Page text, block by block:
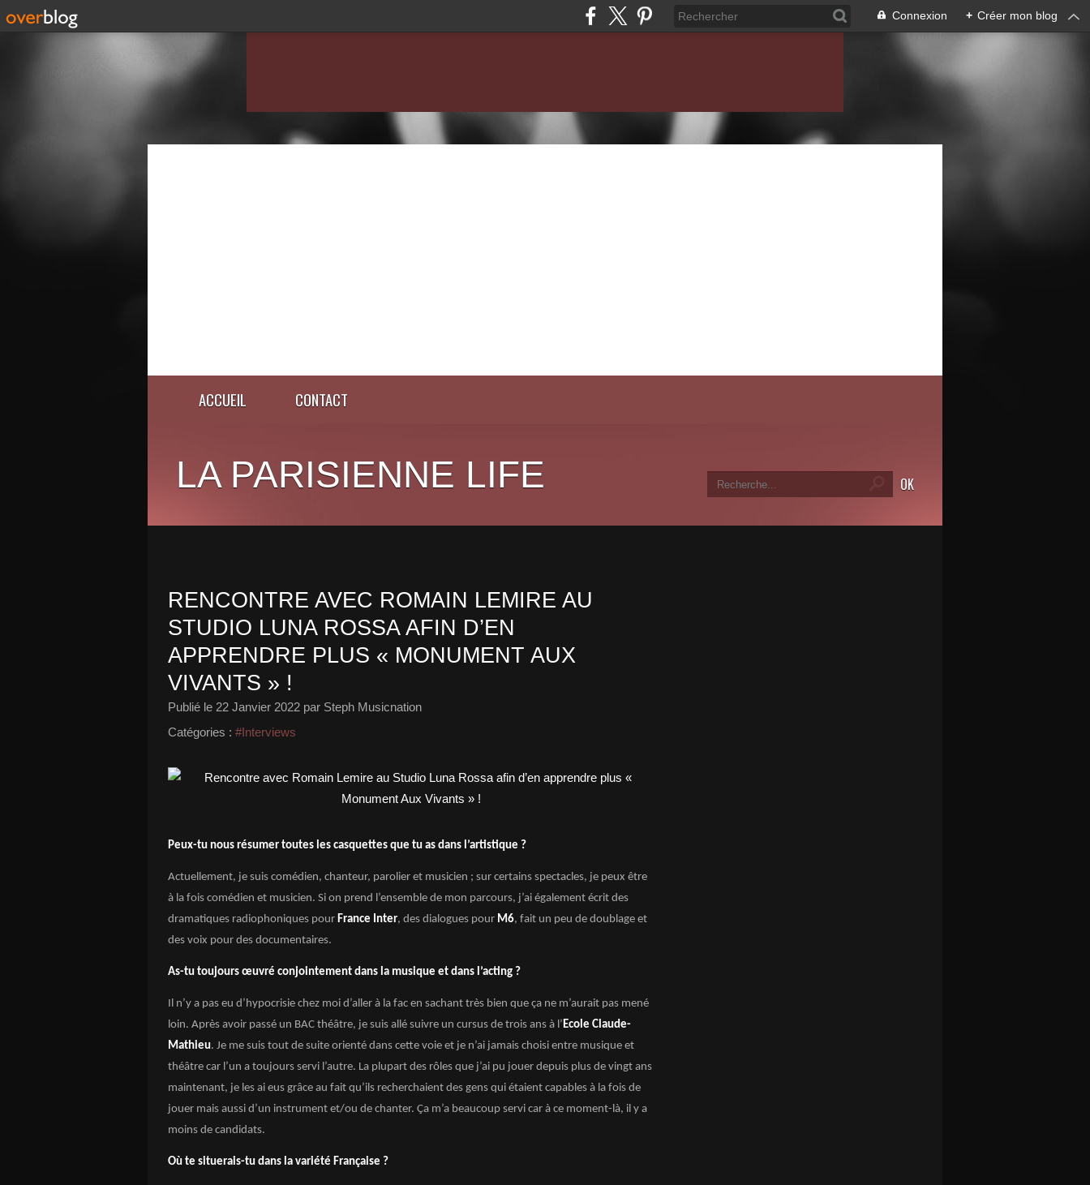
Connexion + Créer mon blog
ACCUEIL CONTACT
LA PARISIENNE LIFE
RENCONTRE AVEC ROMAIN LEMIRE AU
STUDIO LUNA ROSSA AFIN D’EN
APPRENDRE PLUS « MONUMENT AUX
VIVANTS » !
Publié le 22 Janvier 2022 par Steph Musicnation
Catégories : #Interviews
Peux-tu nous résumer toutes les casquettes que tu as dans l’artistique ?
Actuellement, je suis comédien, chanteur, parolier et musicien ; sur certains spectacles, je peux être
à la fois comédien et musicien. Si on prend l’ensemble de mon parcours, j’ai également écrit des
dramatiques radiophoniques pour France Inter, des dialogues pour M6, fait un peu de doublage et
des voix pour des documentaires.
As-tu toujours œuvré conjointement dans la musique et dans l’acting ?
Il n’y a pas eu d’hypocrisie chez moi d’aller à la fac en sachant très bien que ça ne m’aurait pas mené
loin. Après avoir passé un BAC théâtre, je suis allé suivre un cursus de trois ans à l’Ecole Claude-
Mathieu. Je me suis tout de suite orienté dans cette voie et je n’ai jamais choisi entre musique et
théâtre car l’un a toujours servi l’autre. La plupart des rôles que j’ai pu jouer depuis plus de vingt ans
maintenant, je les ai eus grâce au fait qu’ils recherchaient des gens qui étaient capables à la fois de
jouer mais aussi d’un instrument et/ou de chanter. Ça m’a beaucoup servi car à ce moment-là, il y a
moins de candidats.
Où te situerais-tu dans la variété Française ?